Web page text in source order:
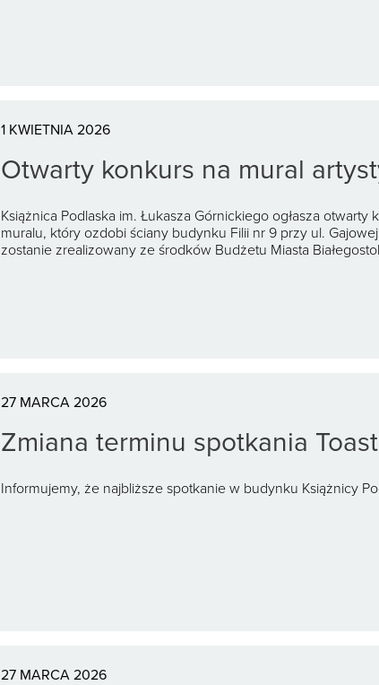
1 KWIETNIA 2026
Otwarty konkurs na mural
Książnica Podlaska im. Łukasza Górnickiego ogłasza
muralu, który ozdobi ściany budynku Filii nr 9 przy ul.
zostanie zrealizowany ze środków Budżetu Miasta
27 MARCA 2026
Zmiana terminu spotkania
Informujemy, że najbliższe spotkanie w budynku Książnicy
27 MARCA 2026